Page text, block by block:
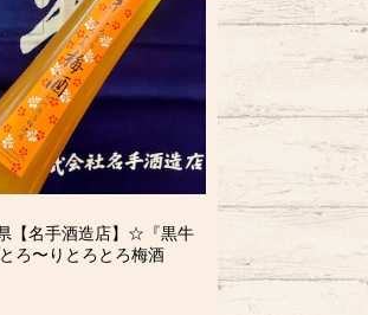
【名手酒造店】☆『黒牛
ろ〜りとろとろ梅酒